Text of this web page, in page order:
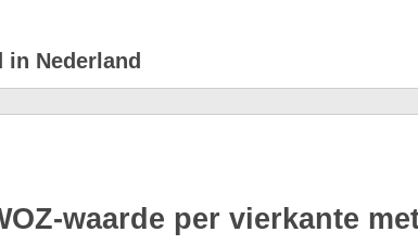
Nederland
waarde per vierkante